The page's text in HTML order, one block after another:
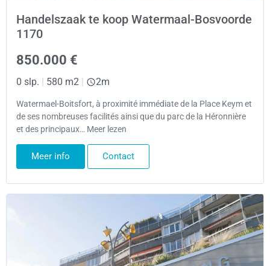
Handelszaak te koop Watermaal-Bosvoorde
1170
850.000 €
0 slp. | 580 m2 | 2m
Watermael-Boitsfort, à proximité immédiate de la Place Keym et
de ses nombreuses facilités ainsi que du parc de la Héronnière
et des principaux… Meer lezen
Meer info Contact